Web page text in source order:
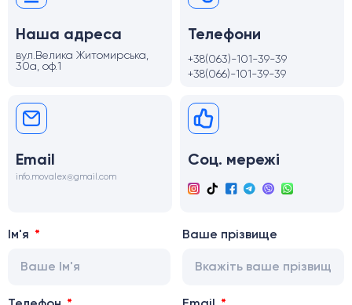
Наша адреса
вул.Велика Житомирська,
30а, оф.1
Телефони
+38(063)-101-39-39
+38(066)-101-39-39
Email
info.movalex@gmail.com
Соц. мережі
Ім'я Ваше прізвище